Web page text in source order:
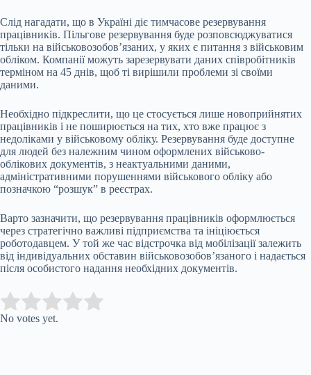
Слід нагадати, що в Україні діє тимчасове резервування
працівників. Пільгове резервування буде розповсюджуватися
тільки на військовозобов’язаних, у яких є питання з військовим
обліком. Компанії можуть зарезервувати даних співробітників
терміном на 45 днів, щоб ті вирішили проблеми зі своїми
даними.
Необхідно підкреслити, що це стосується лише новоприйнятих
працівників і не поширюється на тих, хто вже працює з
недоліками у військовому обліку. Резервування буде доступне
для людей без належним чином оформлених військово-
облікових документів, з неактуальними даними,
адміністративними порушеннями військового обліку або
позначкою “розшук” в реєстрах.
Варто зазначити, що резервування працівників оформлюється
через стратегічно важливі підприємства та ініціюється
роботодавцем. У той же час відстрочка від мобілізації залежить
від індивідуальних обставин військовозобов’язаного і надається
після особистого надання необхідних документів.
Rate this item:
No votes yet.